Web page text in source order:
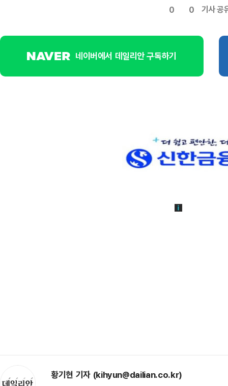
0 0 기사 공
네이버에서 데일리안 구독하기
황기현 기자 (kihyun@dailian.co.kr)